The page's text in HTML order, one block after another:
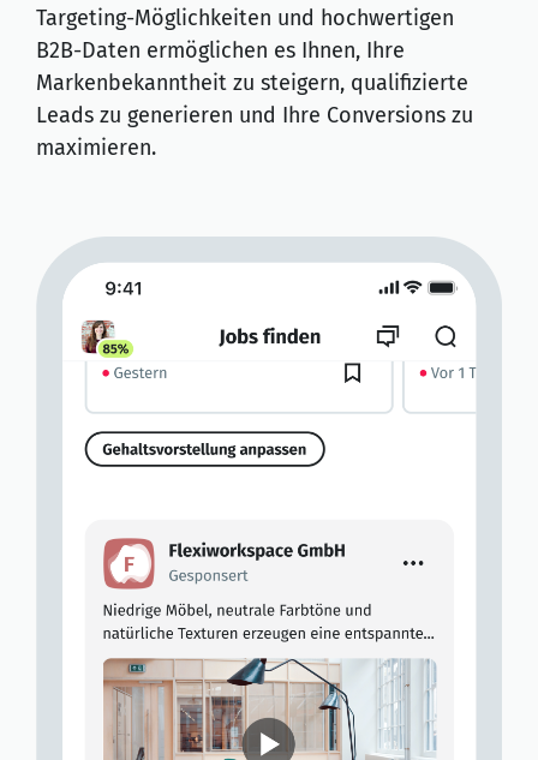
Targeting-Möglichkeiten und hochwertigen
B2B-Daten ermöglichen es Ihnen, Ihre
Markenbekanntheit zu steigern, qualifizierte
Leads zu generieren und Ihre Conversions zu
maximieren.